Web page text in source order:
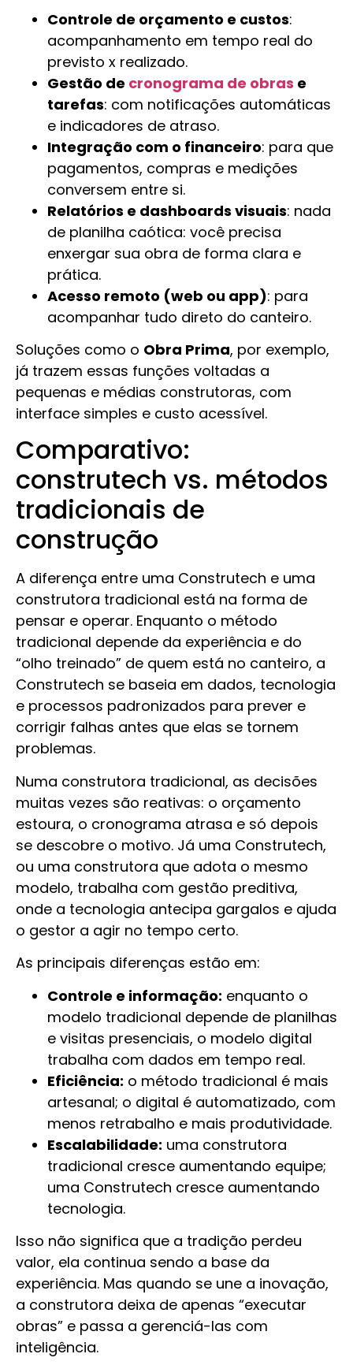
Controle de orçamento e custos:
acompanhamento em tempo real do
previsto x realizado.
Gestão de cronograma de obras e
tarefas: com notificações automáticas
e indicadores de atraso.
Integração com o financeiro: para que
pagamentos, compras e medições
conversem entre si.
Relatórios e dashboards visuais: nada
de planilha caótica: você precisa
enxergar sua obra de forma clara e
prática.
Acesso remoto (web ou app): para
acompanhar tudo direto do canteiro.
Soluções como o Obra Prima, por exemplo,
já trazem essas funções voltadas a
pequenas e médias construtoras, com
interface simples e custo acessível.
Comparativo:
construtech vs. métodos
tradicionais de
construção
A diferença entre uma Construtech e uma
construtora tradicional está na forma de
pensar e operar. Enquanto o método
tradicional depende da experiência e do
“olho treinado” de quem está no canteiro, a
Construtech se baseia em dados, tecnologia
e processos padronizados para prever e
corrigir falhas antes que elas se tornem
problemas.
Numa construtora tradicional, as decisões
muitas vezes são reativas: o orçamento
estoura, o cronograma atrasa e só depois
se descobre o motivo. Já uma Construtech,
ou uma construtora que adota o mesmo
modelo, trabalha com gestão preditiva,
onde a tecnologia antecipa gargalos e ajuda
o gestor a agir no tempo certo.
As principais diferenças estão em:
Controle e informação: enquanto o
modelo tradicional depende de planilhas
e visitas presenciais, o modelo digital
trabalha com dados em tempo real.
Eficiência: o método tradicional é mais
artesanal; o digital é automatizado, com
menos retrabalho e mais produtividade.
Escalabilidade: uma construtora
tradicional cresce aumentando equipe;
uma Construtech cresce aumentando
tecnologia.
Isso não significa que a tradição perdeu
valor, ela continua sendo a base da
experiência. Mas quando se une a inovação,
a construtora deixa de apenas “executar
obras” e passa a gerenciá-las com
inteligência.